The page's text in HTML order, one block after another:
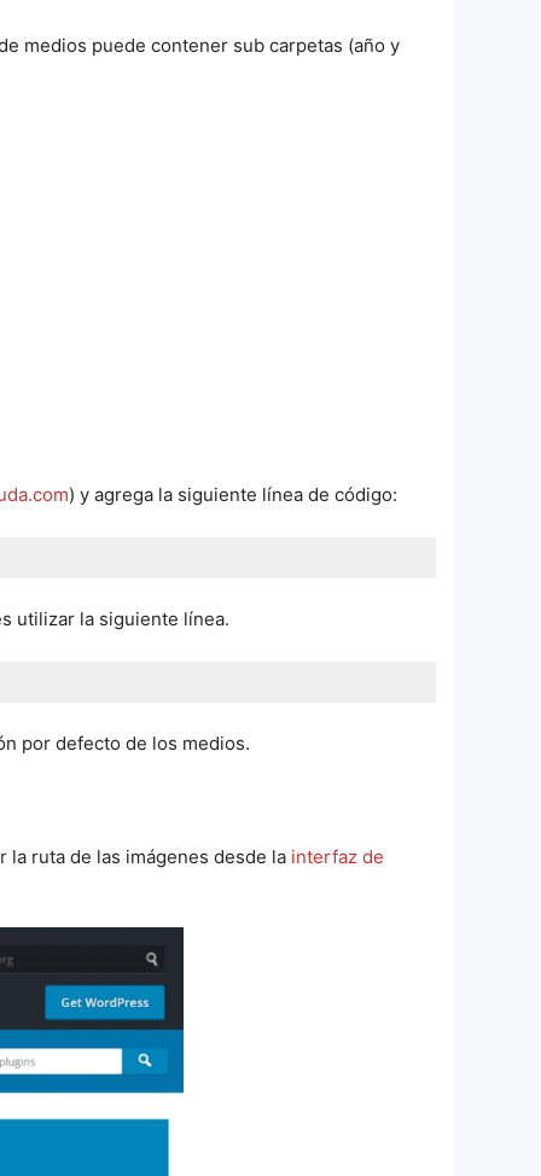
medios puede contener sub carpetas (año y
) y agrega la siguiente línea de código:
utilizar la siguiente línea.
por defecto de los medios.
la ruta de las imágenes desde la interfaz de